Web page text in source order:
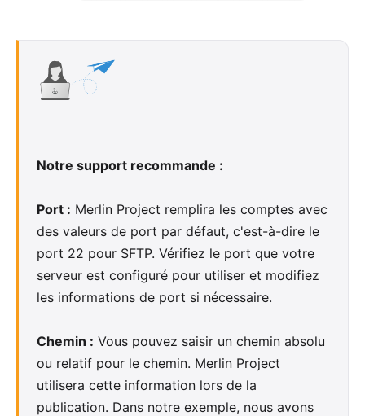
Notre support recommande :
Port : Merlin Project remplira les comptes avec
des valeurs de port par défaut, c'est-à-dire le
port 22 pour SFTP. Vérifiez le port que votre
serveur est configuré pour utiliser et modifiez
les informations de port si nécessaire.
Chemin : Vous pouvez saisir un chemin absolu
ou relatif pour le chemin. Merlin Project
utilisera cette information lors de la
publication. Dans notre exemple, nous avons